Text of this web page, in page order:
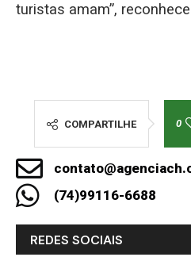
turistas amam”,
COMPARTILHE 0
(74)99116-6688
REDES SOCIAIS